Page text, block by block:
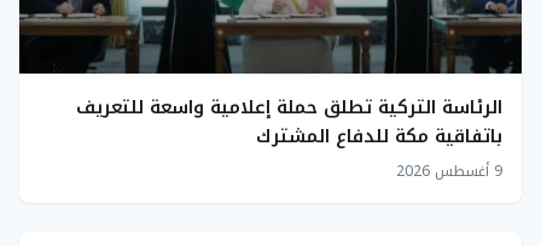
الرئاسة التركية تطلق حملة إعلامية واسعة للتعريف
باتفاقية مكة للدفاع المشترك
9 أغسطس 2026